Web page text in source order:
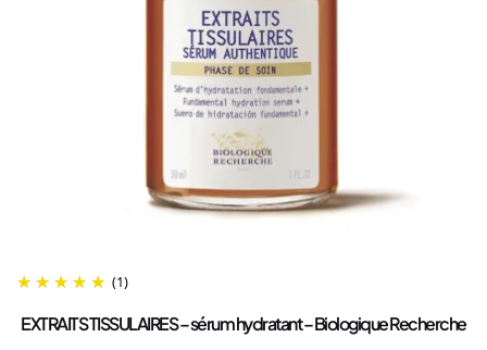
(1)
EXTRAITS TISSULAIRES – sérum hydratant – Biologique Recherche